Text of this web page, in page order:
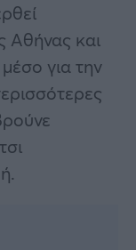
Αθήνας και
για την